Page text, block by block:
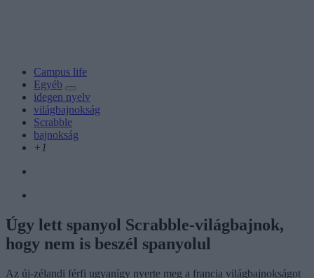
Campus life
Egyéb
idegen nyelv
világbajnokság
Scrabble
bajnokság
+1
Úgy lett spanyol Scrabble-világbajnok,
hogy nem is beszél spanyolul
Az új-zélandi férfi ugyanígy nyerte meg a francia világbajnokságot